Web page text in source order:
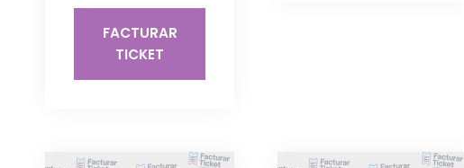
FACTURAR
TICKET